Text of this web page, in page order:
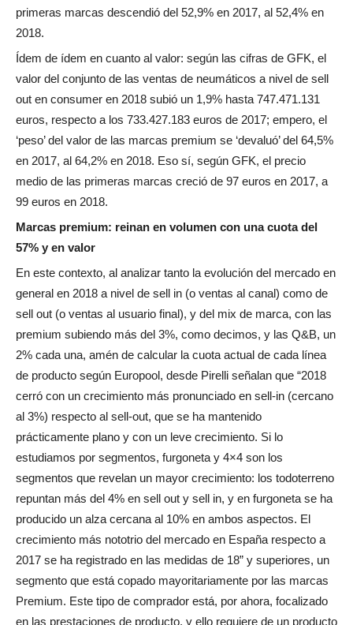
primeras marcas descendió del 52,9% en 2017, al 52,4% en
2018.
Ídem de ídem en cuanto al valor: según las cifras de GFK, el
valor del conjunto de las ventas de neumáticos a nivel de sell
out en consumer en 2018 subió un 1,9% hasta 747.471.131
euros, respecto a los 733.427.183 euros de 2017; empero, el
‘peso’ del valor de las marcas premium se ‘devaluó’ del 64,5%
en 2017, al 64,2% en 2018. Eso sí, según GFK, el precio
medio de las primeras marcas creció de 97 euros en 2017, a
99 euros en 2018.
Marcas premium: reinan en volumen con una cuota del
57% y en valor
En este contexto, al analizar tanto la evolución del mercado en
general en 2018 a nivel de sell in (o ventas al canal) como de
sell out (o ventas al usuario final), y del mix de marca, con las
premium subiendo más del 3%, como decimos, y las Q&B, un
2% cada una, amén de calcular la cuota actual de cada línea
de producto según Europool, desde Pirelli señalan que “2018
cerró con un crecimiento más pronunciado en sell-in (cercano
al 3%) respecto al sell-out, que se ha mantenido
prácticamente plano y con un leve crecimiento. Si lo
estudiamos por segmentos, furgoneta y 4×4 son los
segmentos que revelan un mayor crecimiento: los todoterreno
repuntan más del 4% en sell out y sell in, y en furgoneta se ha
producido un alza cercana al 10% en ambos aspectos. El
crecimiento más nototrio del mercado en España respecto a
2017 se ha registrado en las medidas de 18” y superiores, un
segmento que está copado mayoritariamente por las marcas
Premium. Este tipo de comprador está, por ahora, focalizado
en las prestaciones de producto, y ello requiere de un producto